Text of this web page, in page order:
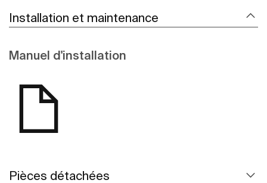
Installation et maintenance
Manuel d'installation
Pièces détachées